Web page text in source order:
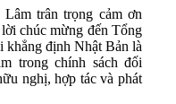
trân trọng cảm ơn
chúc mừng đến Tổng
định Nhật Bản là
trong chính sách đối
nghị, hợp tác và phát